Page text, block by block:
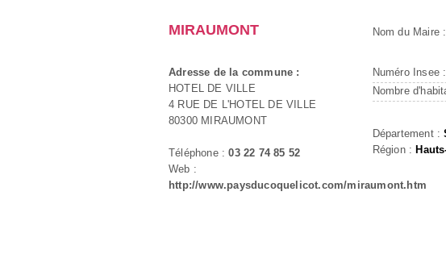
MIRAUMONT
Adresse de la commune :
HOTEL DE VILLE
4 RUE DE L'HOTEL DE VILLE
80300 MIRAUMONT
Téléphone :03 22 74 85 52
Web :
http://www.paysducoquelicot.com/miraumont.htm
Nom du Maire :
Numéro Insee :
Nombre
Département :
Région :